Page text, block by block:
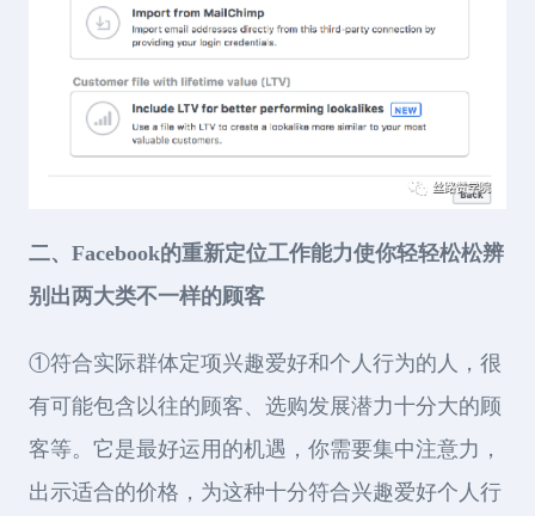
二、Facebook的重新定位工作能力使你轻轻松松辨
别出两大类不一样的顾客
①符合实际群体定项兴趣爱好和个人行为的人，很
有可能包含以往的顾客、选购发展潜力十分大的顾
客等。它是最好运用的机遇，你需要集中注意力，
出示适合的价格，为这种十分符合兴趣爱好个人行